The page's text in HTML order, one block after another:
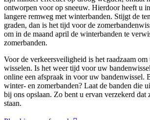
ontworpen voor op sneeuw. Hierdoor heeft u
langere remweg met winterbanden. Stijgt de
graden, dan is het tijd voor de
om in de maand april de winterbanden te
zomerbanden.
Voor de verkeersveiligheid is het raadzaam
wisselen. Is het weer tijd voor uw
online een afspraak in voor uw bandenwissel.
winter- en zomerbanden? Laat de banden die
bij ons opslaan. Zo bent u ervan verzekerd dat
staan.